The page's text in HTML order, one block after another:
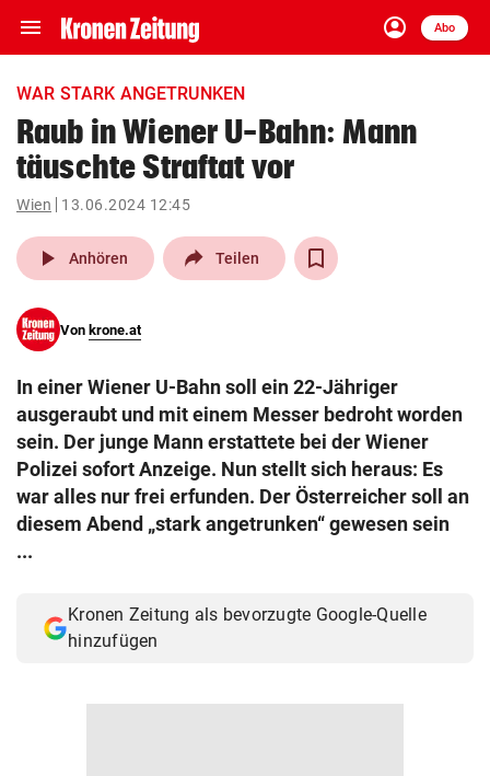
menu Navigation
ein-/ausklappen
account_circle
Anmelden
Abo
close Schließen
account_circle Anmelden
pin_drop
Wien arrow_right
search
eingeben
Muthgasse 2, 1190 Wien
WAR STARK ANGETRUNKEN
Raub in Wiener U-Bahn: Mann
täuschte Straftat vor
Wien 13.06.2024 12:45
play_arrow Anhören Teilen
Von krone.at
In einer Wiener U-Bahn soll ein 22-Jähriger
ausgeraubt und mit einem Messer bedroht worden
sein. Der junge Mann erstattete bei der Wiener
Polizei sofort Anzeige. Nun stellt sich heraus: Es
war alles nur frei erfunden. Der Österreicher soll an
diesem Abend „stark angetrunken“ gewesen sein
...
Kronen Zeitung als bevorzugte Google-Quelle
hinzufügen